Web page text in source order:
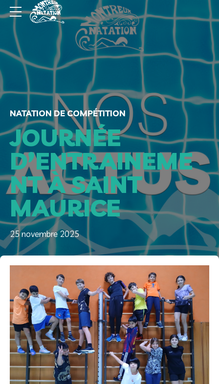
NATATION DE COMPÉTITION
JOURNÉE
D’ENTRAINEME
NT À SAINT
MAURICE
25 novembre 2025